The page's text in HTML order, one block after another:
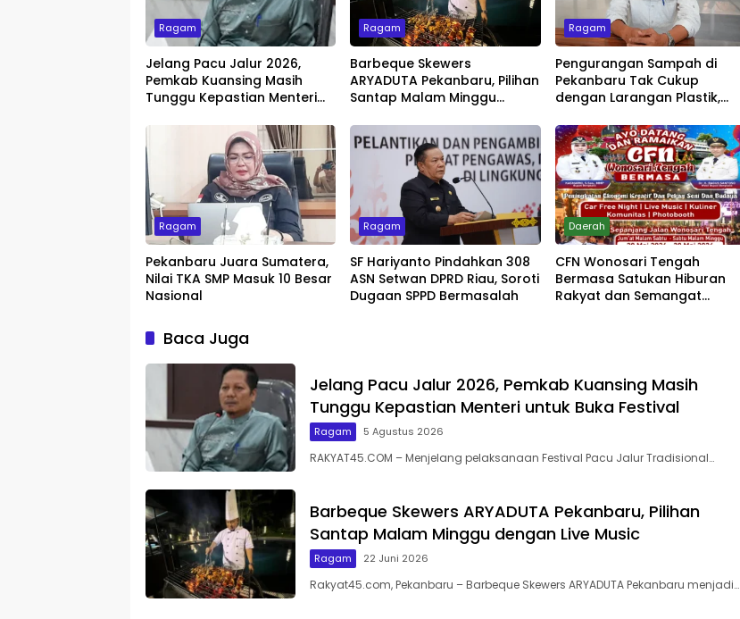
Ragam
Jelang Pacu Jalur 2026,
Pemkab Kuansing Masih
Tunggu Kepastian Menteri
Ragam
Barbeque Skewers
ARYADUTA Pekanbaru, Pilihan
Santap Malam Minggu
Ragam
Pengurangan Sampah di
Pekanbaru Tak Cukup
dengan Larangan Plastik,
Penentu
Ragam
Pekanbaru Juara Sumatera,
Nilai TKA SMP Masuk 10 Besar
Nasional
Ragam
SF Hariyanto Pindahkan 308
ASN Setwan DPRD Riau, Soroti
Dugaan SPPD Bermasalah
Daerah
CFN Wonosari Tengah
Bermasa Satukan Hiburan
Rakyat dan Semangat
Baca Juga
Jelang Pacu Jalur 2026, Pemkab Kuansing Masih
Tunggu Kepastian Menteri untuk Buka Festival
Ragam 5 Agustus 2026
RAKYAT45.COM – Menjelang pelaksanaan Festival Pacu Jalur Tradisional…
Barbeque Skewers ARYADUTA Pekanbaru, Pilihan
Santap Malam Minggu dengan Live Music
Ragam 22 Juni 2026
Rakyat45.com, Pekanbaru – Barbeque Skewers ARYADUTA Pekanbaru menjadi…